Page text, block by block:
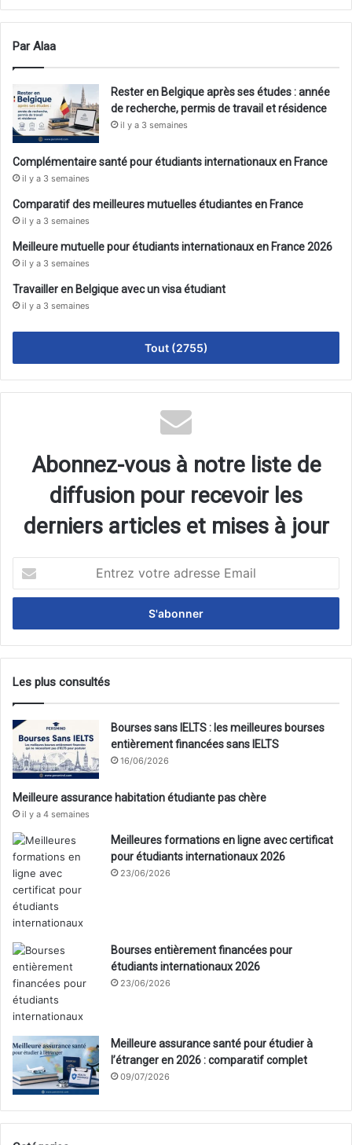
Par Alaa
Rester en Belgique après ses études : année
de recherche, permis de travail et résidence
il y a 3 semaines
Complémentaire santé pour étudiants internationaux en France
il y a 3 semaines
Comparatif des meilleures mutuelles étudiantes en France
il y a 3 semaines
Meilleure mutuelle pour étudiants internationaux en France 2026
il y a 3 semaines
Travailler en Belgique avec un visa étudiant
il y a 3 semaines
Tout (2755)
Abonnez-vous à notre liste de
diffusion pour recevoir les
derniers articles et mises à jour
votre
adresse
Les plus consultés
Bourses sans IELTS : les meilleures bourses
entièrement financées sans IELTS
16/06/2026
Meilleure assurance habitation étudiante pas chère
il y a 4 semaines
Meilleures formations en ligne avec certificat
pour étudiants internationaux 2026
23/06/2026
Bourses entièrement financées pour
étudiants internationaux 2026
23/06/2026
Meilleure assurance santé pour étudier à
l’étranger en 2026 : comparatif complet
09/07/2026